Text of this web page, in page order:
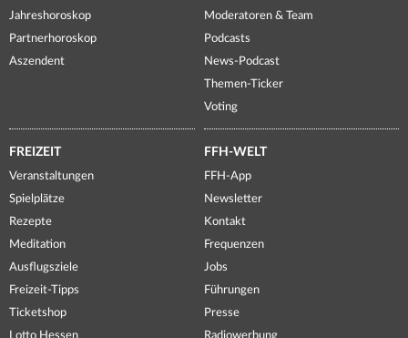
Jahreshoroskop
Partnerhoroskop
Aszendent
Moderatoren & Team
Podcasts
News-Podcast
Themen-Ticker
Voting
FREIZEIT
Veranstaltungen
Spielplätze
Rezepte
Meditation
Ausflugsziele
Freizeit-Tipps
Ticketshop
Lotto Hessen
FFH-WELT
FFH-App
Newsletter
Kontakt
Frequenzen
Jobs
Führungen
Presse
Radiowerbung